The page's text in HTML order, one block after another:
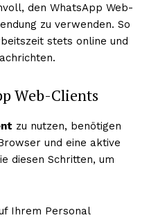
den WhatsApp Web-
zu verwenden. So
stets online und
Web-Clients
zu nutzen, benötigen
und eine aktive
diesen Schritten, um
Ihrem Personal